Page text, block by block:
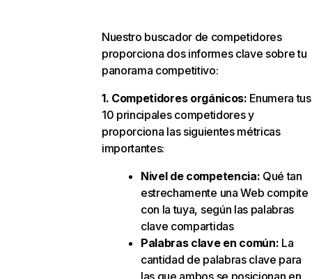
Nuestro buscador de competidores
proporciona dos informes clave sobre tu
panorama competitivo:
1. Competidores orgánicos: Enumera tus
10 principales competidores y
proporciona las siguientes métricas
importantes:
Nivel de competencia: Qué tan
estrechamente una Web compite
con la tuya, según las palabras
clave compartidas
Palabras clave en común: La
cantidad de palabras clave para